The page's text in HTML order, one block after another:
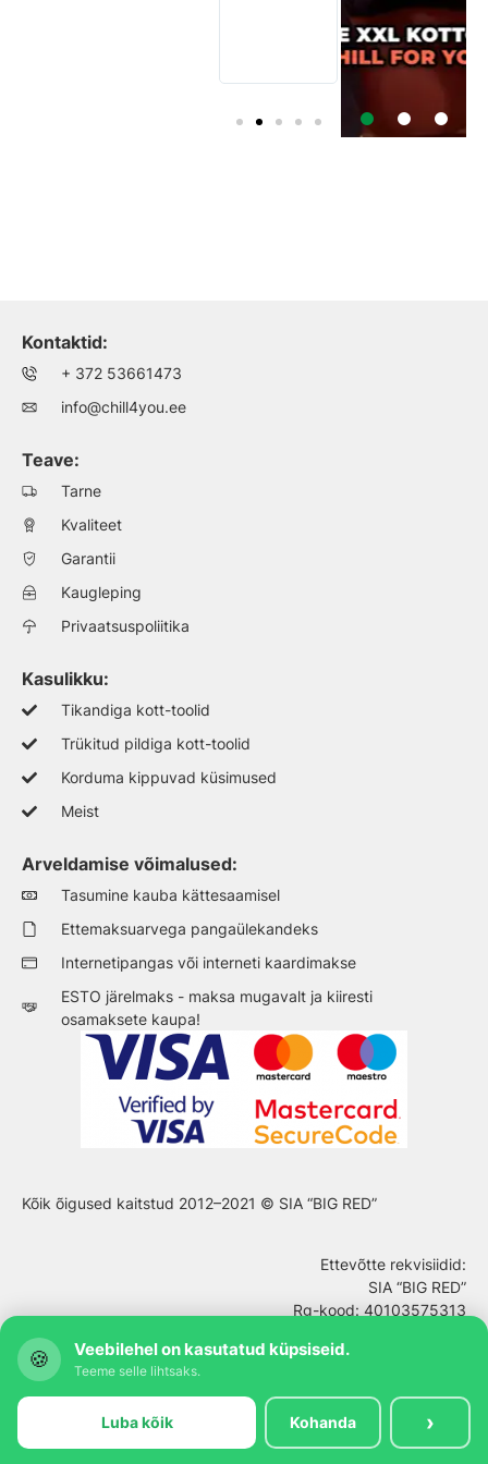
🍪 Veebilehel on kasutatud küpsiseid.
Teeme selle lihtsaks.
Luba kõik Kohanda ›
Kontaktid:
+ 372 53661473
info@chill4you.ee
Teave:
Tarne
Kvaliteet
Garantii
Kaugleping
Privaatsuspoliitika
Kasulikku:
Tikandiga kott-toolid
Trükitud pildiga kott-toolid
Korduma kippuvad küsimused
Meist
Arveldamise võimalused:
Tasumine kauba kättesaamisel
Ettemaksuarvega pangaülekandeks
Internetipangas või interneti kaardimakse
ESTO järelmaks - maksa mugavalt ja kiiresti
osamaksete kaupa!
Kõik õigused kaitstud 2012–2021 © SIA “BIG RED”
Ettevõtte rekvisiidid:
SIA “BIG RED”
Rg-kood: 40103575313